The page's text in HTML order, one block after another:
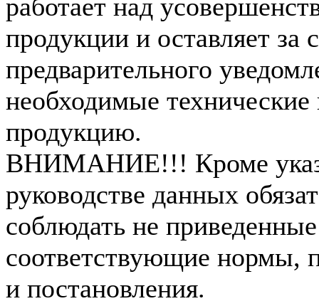
работает над
продукции и оставляет за
предварительного
необходимые
продукцию.
ВНИМАНИЕ!!! Кроме
руководстве данных
соблюдать не приведенные
соответствующие нормы,
и постановления.